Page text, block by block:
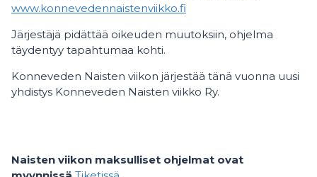
www.konnevedennaistenviikko.fi
Järjestäjä pidättää oikeuden muutoksiin, ohjelma
täydentyy tapahtumaa kohti.
Konneveden Naisten viikon järjestää tänä vuonna uusi
yhdistys Konneveden Naisten viikko Ry.
Naisten viikon maksulliset ohjelmat ovat